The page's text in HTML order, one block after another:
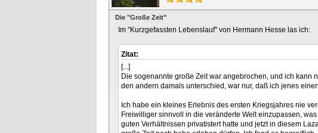
Die "Große Zeit"
Im "Kurzgefassten Lebenslauf" von Hermann Hesse las ich:
Zitat:
[...]
Die sogenannte große Zeit war angebrochen, und ich kann
den andern damals unterschied, war nur, daß ich jenes
Ich habe ein kleines Erlebnis des ersten Kriegsjahres nie
Freiwilliger sinnvoll in die veränderte Welt einzupassen,
guten Verhältnissen privatistert hatte und jetzt in diesem